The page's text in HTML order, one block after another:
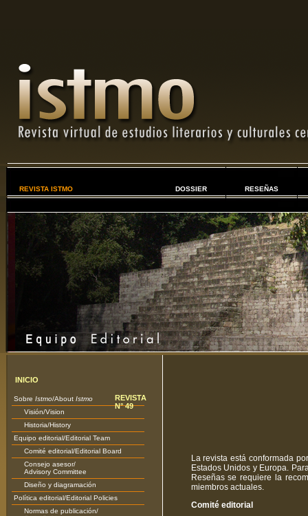
REVISTA ISTMO DOSSIER RESEÑAS
INICIO
Sobre Istmo/About Istmo
Visión/Vision
Historia/History
Equipo editorial/Editorial Team
Comité editorial/Editorial Board
Consejo asesor/
Advisory Committee
Diseño y diagramación
Política editorial/Editorial Policies
Normas de publicación/
REVISTA
N° 49
La revista está conformada
Estados Unidos y Europa.
Reseñas se requiere la
miembros actuales.
Comité editorial